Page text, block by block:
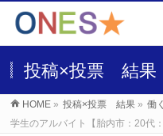
投稿×投票 結果
HOME » 投稿×投票 結果 » 働く
学生のアルバイト【胎内市：20代